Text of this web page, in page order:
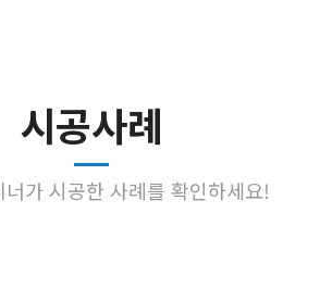
시공사례
너가 시공한 사례를 확인하세요!